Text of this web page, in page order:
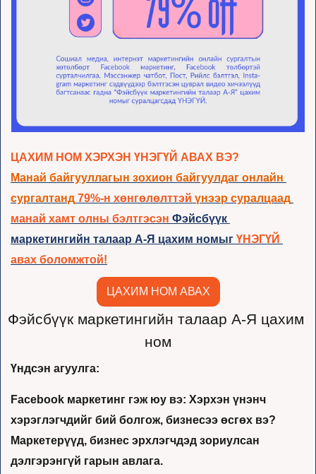
ЦАХИМ НОМ ХЭРХЭН ҮНЭГҮЙ АВАХ ВЭ?
Манай байгууллагын зохион байгуулдаг онлайн
сургалтанд 79%-н хөнгөлөлттэй үнээр суралцаад
манай хамт олны бэлтгэсэн Фэйсбүүк
маркетингийн талаар А-Я цахим номыг ҮНЭГҮЙ
авах боломжтой!
ЦАХИМ НОМ АВАХ
Фэйсбүүк маркетингийн талаар А-Я цахим
ном
Үндсэн агуулга:
Facebook маркетинг гэж юу вэ: Хэрхэн үнэнч
хэрэглэгчдийг бий болгож, бизнесээ өсгөх вэ?
Маркетерүүд, бизнес эрхлэгчдэд зориулсан
дэлгэрэнгүй гарын авлага.